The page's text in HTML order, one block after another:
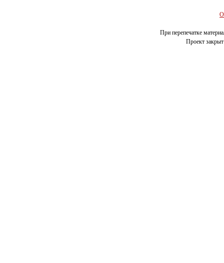
О
При перепечатке
Проект закрыт